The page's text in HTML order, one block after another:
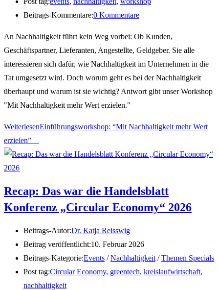
Beitrags-Kommentare:0 Kommentare
An Nachhaltigkeit führt kein Weg vorbei: Ob Kunden,
Geschäftspartner, Lieferanten, Angestellte, Geldgeber. Sie alle
interessieren sich dafür, wie Nachhaltigkeit im Unternehmen in die
Tat umgesetzt wird. Doch worum geht es bei der Nachhaltigkeit
überhaupt und warum ist sie wichtig? Antwort gibt unser Workshop
"Mit Nachhaltigkeit mehr Wert erzielen."
WeiterlesenEinführungsworkshop: “Mit Nachhaltigkeit mehr Wert
erzielen”
Recap: Das war die Handelsblatt
Konferenz „Circular Economy“ 2026
Beitrags-Autor:Dr. Katja Reisswig
Beitrag veröffentlicht:10. Februar 2026
Beitrags-Kategorie:Events / Nachhaltigkeit / Themen Specials
Post tag:Circular Economy, greentech, kreislaufwirtschaft,
nachhaltigkeit